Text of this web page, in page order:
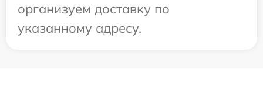
организуем доставку по
указанному адресу.